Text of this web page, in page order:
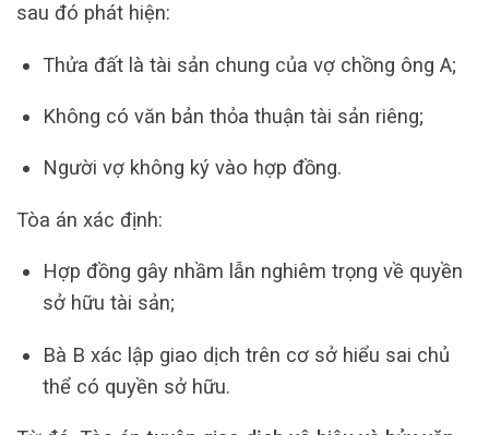
sau đó phát hiện:
Thửa đất là tài sản chung của vợ chồng ông A;
Không có văn bản thỏa thuận tài sản riêng;
Người vợ không ký vào hợp đồng.
Tòa án xác định:
Hợp đồng gây nhầm lẫn nghiêm trọng về quyền
sở hữu tài sản;
Bà B xác lập giao dịch trên cơ sở hiểu sai chủ
thể có quyền sở hữu.